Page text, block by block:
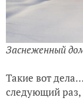
Заснеженный
Такие вот
следующий раз,